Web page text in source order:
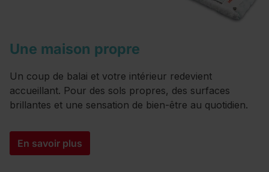
Une maison propre
Un coup de balai et votre intérieur redevient
accueillant. Pour des sols propres, des surfaces
brillantes et une sensation de bien-être au quotidien.
En savoir plus